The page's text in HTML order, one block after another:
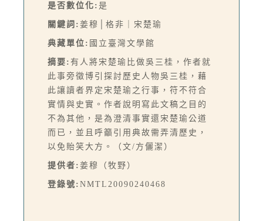
是否數位化: 是
關鍵詞: 姜穆│格非｜宋楚瑜
典藏單位: 國立臺灣文學館
摘要: 有人將宋楚瑜比做吳三桂，作者就
此事旁徵博引探討歷史人物吳三桂，藉
此讓讀者界定宋楚瑜之行事，符不符合
實情與史實。作者說明寫此文稿之目的
不為其他，是為澄清事實還宋楚瑜公道
而已，並且呼籲引用典故需弄清歷史，
以免貽笑大方。（文/方儷潔）
提供者: 姜穆（牧野）
登錄號: NMTL20090240468